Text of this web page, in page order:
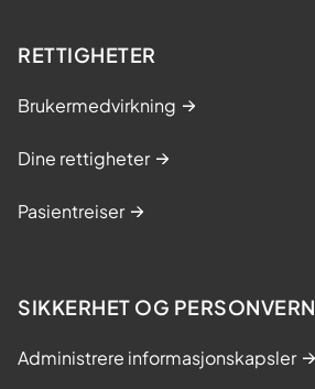
RETTIGHETER
Brukermedvirkning
Dine rettigheter
Pasientreiser
SIKKERHET OG PERSONVERN
Administrere informasjonskapsler